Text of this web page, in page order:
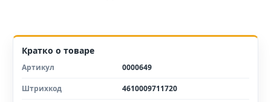
Кратко о товаре
Артикул 0000649
Штрихкод 4610009711720